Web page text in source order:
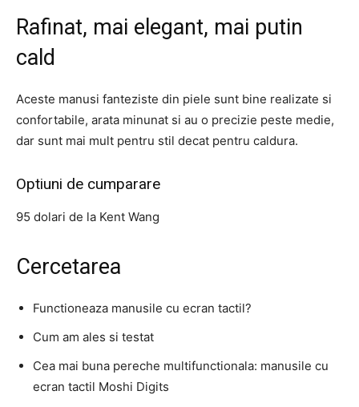
Rafinat, mai elegant, mai putin
cald
Aceste manusi fanteziste din piele sunt bine realizate si
confortabile, arata minunat si au o precizie peste medie,
dar sunt mai mult pentru stil decat pentru caldura.
Optiuni de cumparare
95 dolari de la Kent Wang
Cercetarea
Functioneaza manusile cu ecran tactil?
Cum am ales si testat
Cea mai buna pereche multifunctionala: manusile cu
ecran tactil Moshi Digits